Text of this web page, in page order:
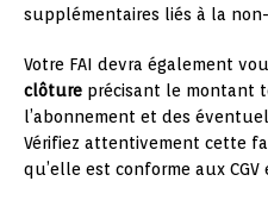
supplémentaires liés à la
Votre FAI devra également
clôture précisant le montant
l’abonnement et des
Vérifiez attentivement cette
qu’elle est conforme aux